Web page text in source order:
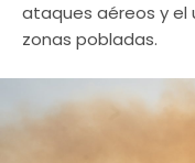
ataques aéreos y el
zonas pobladas.